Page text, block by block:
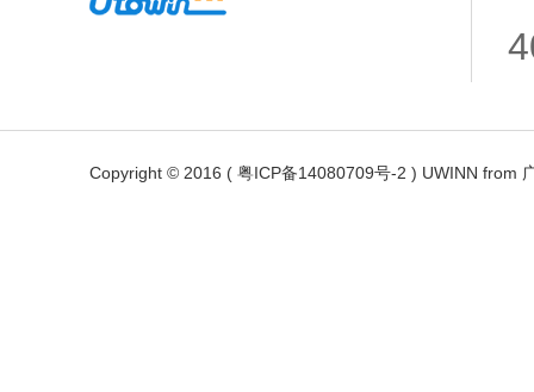
Copyright © 2016 ( 粤ICP备14080709号-2 ) UWINN from